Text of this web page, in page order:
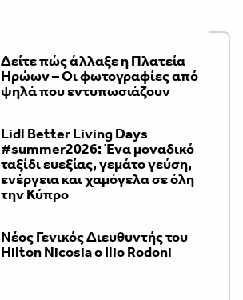
Δείτε πώς άλλαξε η Πλατεία
Ηρώων – Οι φωτογραφίες από
ψηλά που εντυπωσιάζουν
Lidl Better Living Days
#summer2026: Ένα μοναδικό
ταξίδι ευεξίας, γεμάτο γεύση,
ενέργεια και χαμόγελα σε όλη
την Κύπρο
Νέος Γενικός Διευθυντής του
Hilton Nicosia ο Ilio Rodoni